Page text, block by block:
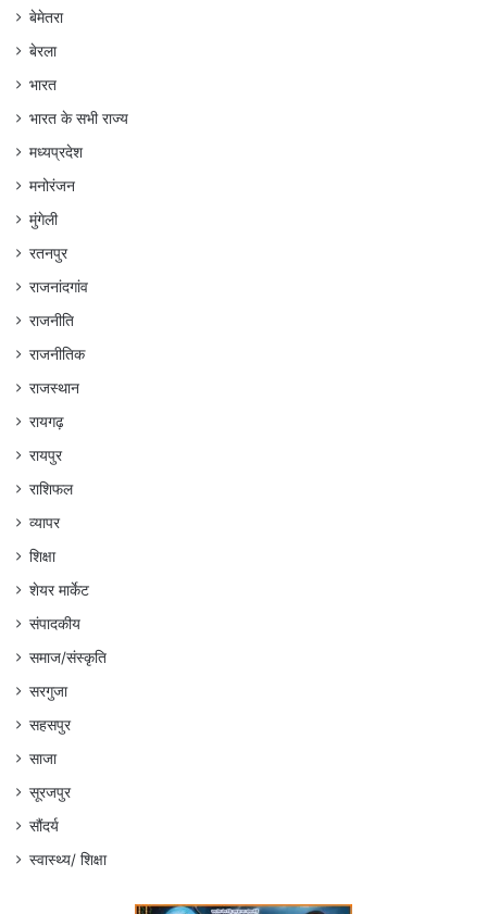
बेमेतरा
बेरला
भारत
भारत के सभी राज्य
मध्यप्रदेश
मनोरंजन
मुंगेली
रतनपुर
राजनांदगांव
राजनीति
राजनीतिक
राजस्थान
रायगढ़
रायपुर
राशिफल
व्यापर
शिक्षा
शेयर मार्केट
संपादकीय
समाज/संस्कृति
सरगुजा
सहसपुर
साजा
सूरजपुर
सौंदर्य
स्वास्थ्य/ शिक्षा